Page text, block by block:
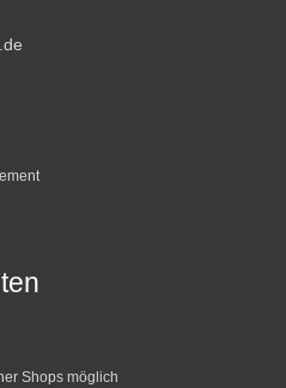
Shops möglich
CENTER